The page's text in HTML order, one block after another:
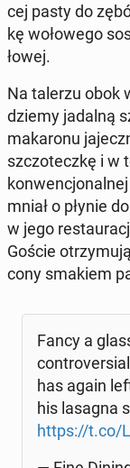
cej pasty do
kę wo­ło­we­go
ło­wej.
Na talerzu obok
dzie­my jadalną
ma­ka­ro­nu
szczo­tecz­kę i w
mniał o płynie
w jego
Goście
co­ny smakiem
Fancy a
has again
his lasagna
https://t.co/